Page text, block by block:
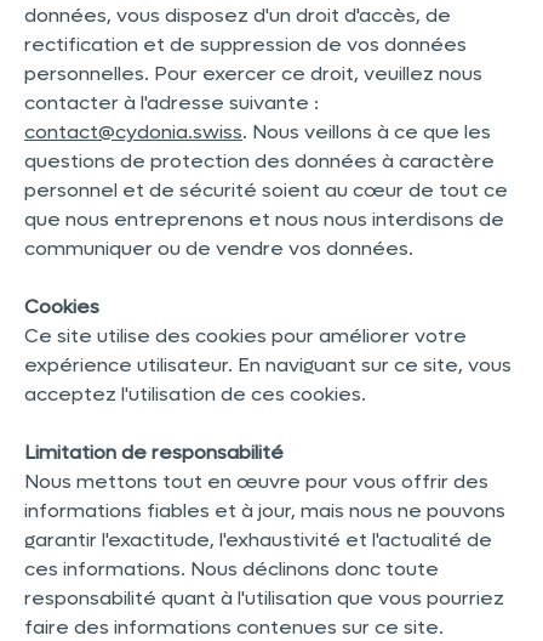
données, vous disposez d'un droit d'accès, de
rectification et de suppression de vos données
personnelles. Pour exercer ce droit, veuillez nous
contacter à l'adresse suivante :
contact@cydonia.swiss. Nous veillons à ce que les
questions de protection des données à caractère
personnel et de sécurité soient au cœur de tout ce
que nous entreprenons et nous nous interdisons de
communiquer ou de vendre vos données.
Cookies
Ce site utilise des cookies pour améliorer votre
expérience utilisateur. En naviguant sur ce site, vous
acceptez l'utilisation de ces cookies.
Limitation de responsabilité
Nous mettons tout en œuvre pour vous offrir des
informations fiables et à jour, mais nous ne pouvons
garantir l'exactitude, l'exhaustivité et l'actualité de
ces informations. Nous déclinons donc toute
responsabilité quant à l'utilisation que vous pourriez
faire des informations contenues sur ce site.